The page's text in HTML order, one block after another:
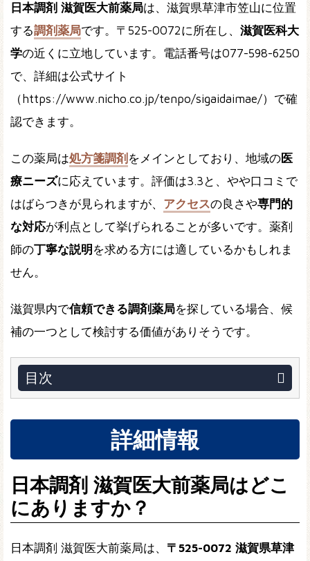
日本調剤 滋賀医大前薬局は、滋賀県草津市笠山に位置
する調剤薬局です。〒525-0072に所在し、 滋賀医科大
学の近くに立地しています。電話番号は077-598-6250
で、詳細は公式サイト
（https://www.nicho.co.jp/tenpo/sigaidaimae/）で確
認できます。
この薬局は処方箋調剤 をメインとしており、地域の医
療ニーズに応えています。評価は3.3と、やや口コミで
はばらつきが見られますが、 アクセスの良さや専門的
な対応が利点として挙げられることが多いです。薬剤
師の丁寧な説明 を求める方には適しているかもしれま
せん。
滋賀県内で信頼できる調剤薬局を探している場合、候
補の一つとして検討する価値がありそうです。
目次
詳細情報
日本調剤 滋賀医大前薬局はどこ
にありますか？
日本調剤 滋賀医大前薬局は、 〒525-0072 滋賀県草津